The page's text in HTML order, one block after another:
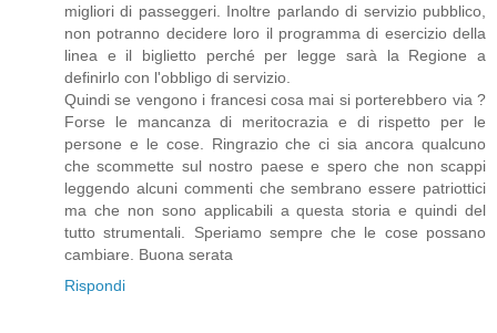
migliori di passeggeri. Inoltre parlando di servizio pubblico,
non potranno decidere loro il programma di esercizio della
linea e il biglietto perché per legge sarà la Regione a
definirlo con l'obbligo di servizio.
Quindi se vengono i francesi cosa mai si porterebbero via ?
Forse le mancanza di meritocrazia e di rispetto per le
persone e le cose. Ringrazio che ci sia ancora qualcuno
che scommette sul nostro paese e spero che non scappi
leggendo alcuni commenti che sembrano essere patriottici
ma che non sono applicabili a questa storia e quindi del
tutto strumentali. Speriamo sempre che le cose possano
cambiare. Buona serata
Rispondi